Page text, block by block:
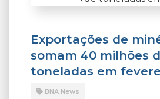
Exportações de
somam 40 milhões
toneladas em
BNA News